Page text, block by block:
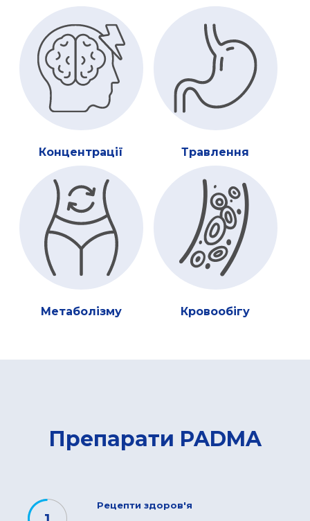
Концентрації Травлення
Метаболізму Кровообігу
Препарати PADMA
Рецепти здоров'я